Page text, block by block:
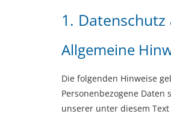
1.
Allgemeine
Die folgenden Hinweise
Personenbezogene
unserer unter diesem